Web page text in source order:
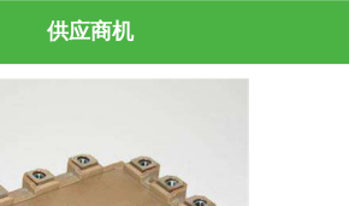
供应商机